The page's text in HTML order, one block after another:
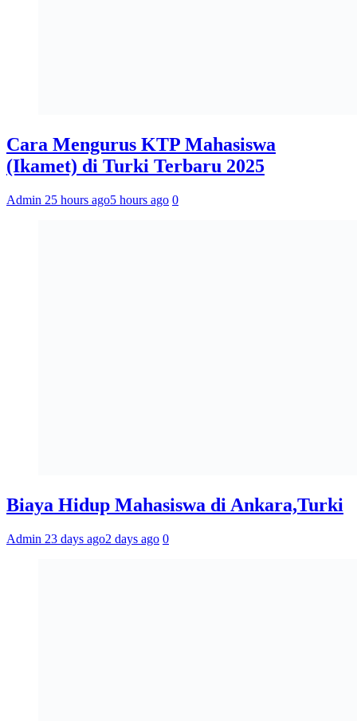
Cara Mengurus KTP Mahasiswa
(Ikamet) di Turki Terbaru 2025
Admin 25 hours ago5 hours ago 0
Biaya Hidup Mahasiswa di Ankara,Turki
Admin 23 days ago2 days ago 0